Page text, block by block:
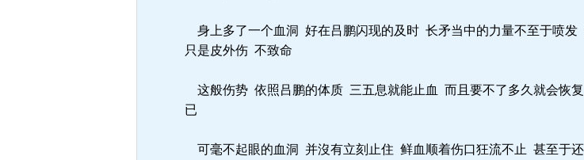
身上多了一个血洞 好在吕鹏闪现的及时 长矛当中的力量不至于喷
只是皮外伤 不致命
这般伤势 依照吕鹏的体质 三五息就能止血 而且要不了多久就会恢
已
可毫不起眼的血洞 并沒有立刻止住 鲜血顺着伤口狂流不止 甚至于